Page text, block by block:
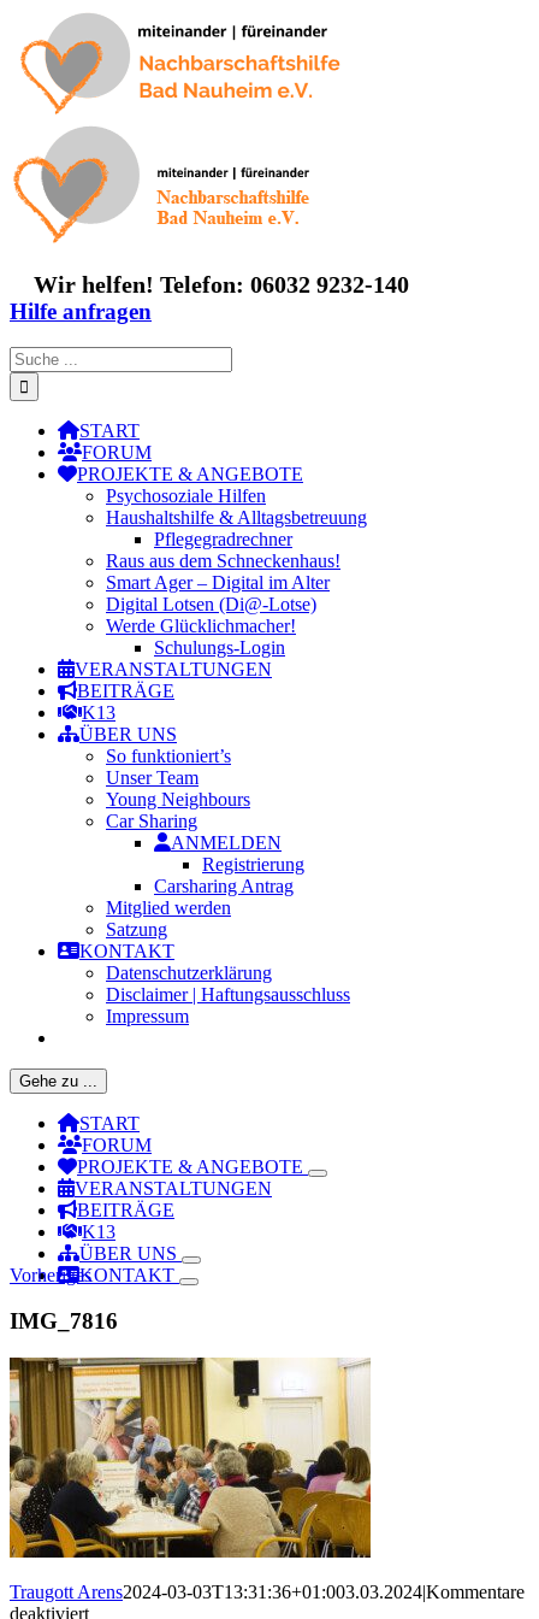
Inhalt
springen
Wir helfen! Telefon: 06032 9232-140
Hilfe anfragen
Suche
nach:
START
FORUM
PROJEKTE & ANGEBOTE
Psychosoziale Hilfen
Haushaltshilfe & Alltagsbetreuung
Pflegegradrechner
Raus aus dem Schneckenhaus!
Smart Ager – Digital im Alter
Digital Lotsen (Di@-Lotse)
Werde Glücklichmacher!
Schulungs-Login
VERANSTALTUNGEN
BEITRÄGE
K13
ÜBER UNS
So funktioniert’s
Unser Team
Young Neighbours
Car Sharing
ANMELDEN
Registrierung
Carsharing Antrag
Mitglied werden
Satzung
KONTAKT
Datenschutzerklärung
Disclaimer | Haftungsausschluss
Impressum
Gehe zu ...
START
FORUM
PROJEKTE & ANGEBOTE
VERANSTALTUNGEN
BEITRÄGE
K13
ÜBER UNS
KONTAKT
Vorheriges
IMG_7816
Traugott Arens2024-03-03T13:31:36+01:003.03.2024|Kommentare
deaktiviertfür